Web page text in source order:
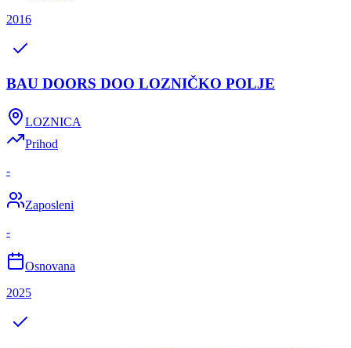
2016
BAU DOORS DOO LOZNIČKO POLJE
LOZNICA
Prihod
-
Zaposleni
-
Osnovana
2025